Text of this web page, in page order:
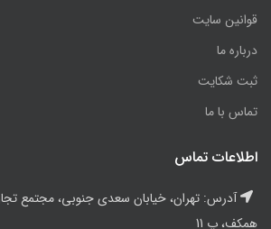
قوانین سایت
درباره ما
ثبت شکایت
تماس با ما
اطلاعات تماس
آدرس: تهران، خیابان سعدی جنوبی، مجتمع
همکف، پ 11